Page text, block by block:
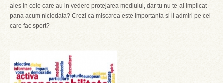
ales in cele care au in vedere protejarea mediului, dar tu nu te-ai implicat
pana acum niciodata? Crezi ca miscarea este importanta si ii admiri pe cei
care fac sport?